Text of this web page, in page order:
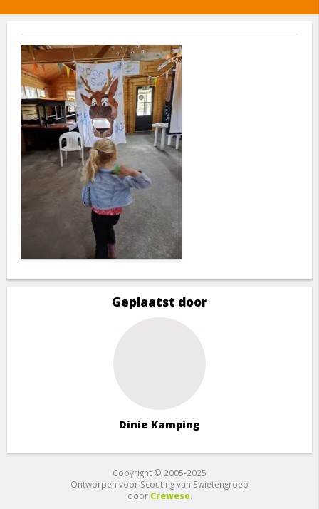
Geplaatst door
Dinie Kamping
Copyright © 2005-2025
Ontworpen voor Scouting van Swietengroep
door Creweso.